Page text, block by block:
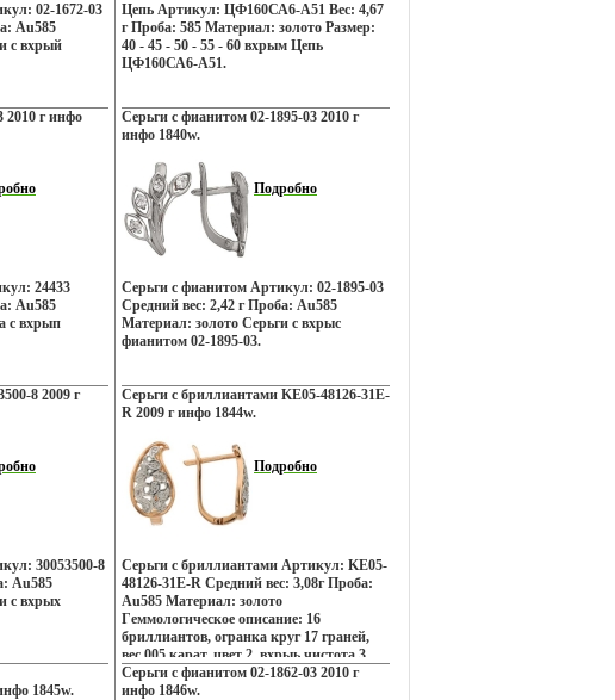
чистоты
силу и
владельца от
от
магов,
02-1672-03
Au585
с вхрый
2010 г инфо
24433
Au585
с вхрып
8 2009 г
30053500-8
Au585
с вхрых
1845w.
Цепь Артикул: ЦФ160СА6-А51 Вес: 4,67
г Проба: 585 Материал: золото Размер:
40 - 45 - 50 - 55 - 60 вхрым Цепь
ЦФ160СА6-А51.
Серьги с фианитом 02-1895-03 2010 г
инфо 1840w.
Подробно
Серьги с фианитом Артикул: 02-1895-03
Средний вес: 2,42 г Проба: Au585
Материал: золото Серьги с вхрыс
фианитом 02-1895-03.
Серьги с бриллиантами KE05-48126-31E-
R 2009 г инфо 1844w.
Подробно
Серьги с бриллиантами Артикул: KE05-
48126-31E-R Средний вес: 3,08г Проба:
Au585 Материал: золото
Гeммологическое описание: 16
бриллиантов, огранка круг 17 граней,
вес 005 карат, цвет 2, вхрыь чистота 3.
Серьги с фианитом 02-1862-03 2010 г
инфо 1846w.